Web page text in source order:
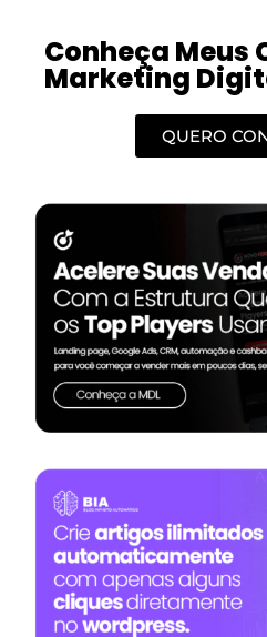
Conheça Meus
Marketing
QUERO